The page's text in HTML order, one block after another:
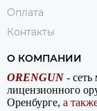
Оплата
Контакты
О КОМПАНИИ
ORENGUN - сеть
лицензионного
Оренбурге, а